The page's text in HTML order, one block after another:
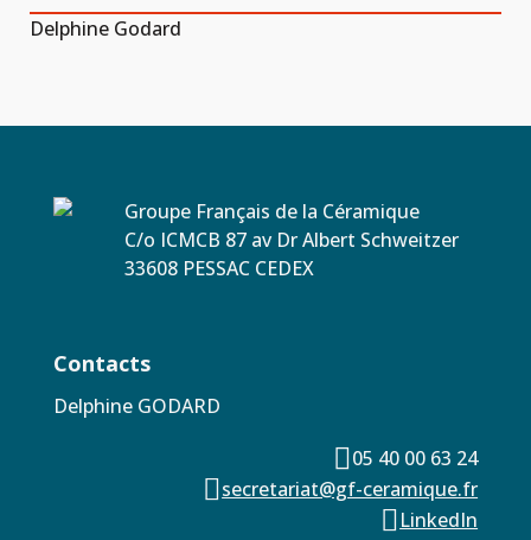
Delphine Godard
Groupe Français de la Céramique
C/o ICMCB 87 av Dr Albert Schweitzer
33608 PESSAC CEDEX
Contacts
Delphine GODARD
05 40 00 63 24

secretariat@gf-ceramique.fr

LinkedIn
